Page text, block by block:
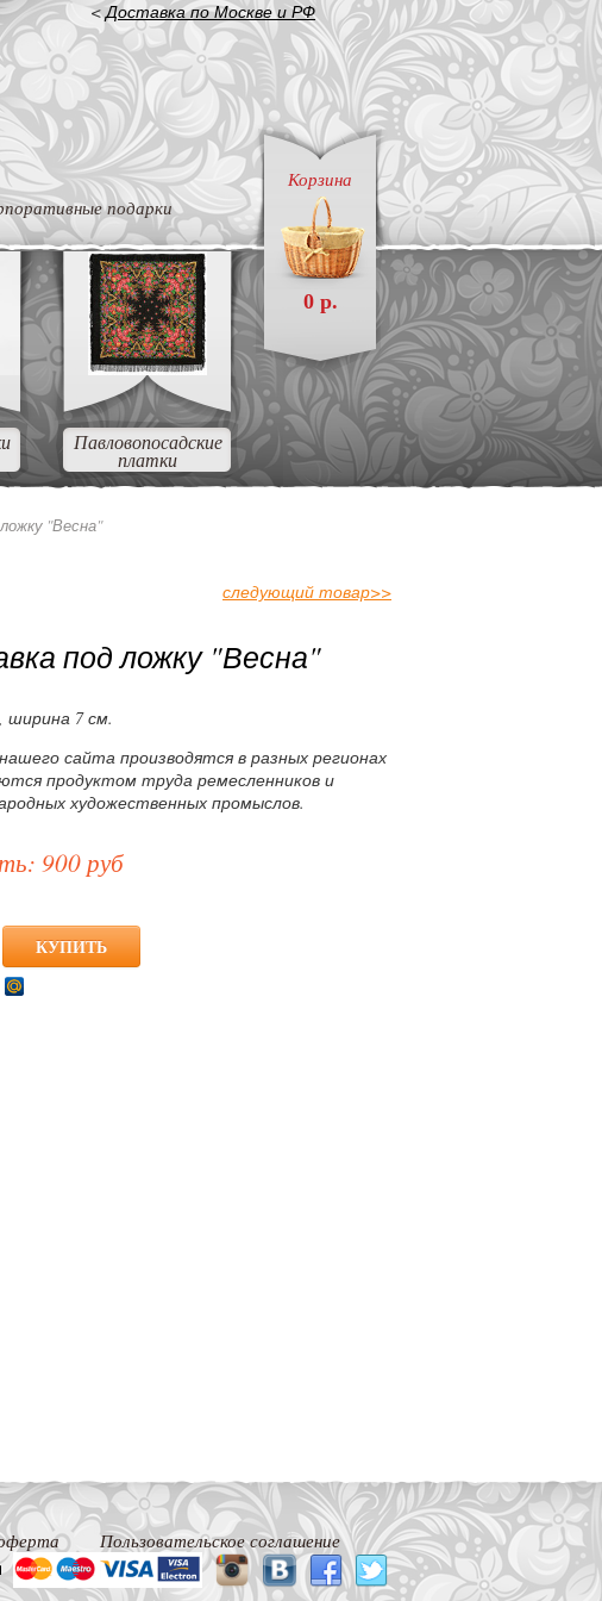
<Доставка по Москве и РФ
Корзина
0 р.
подарки
Павловопосадские
платки
"Весна"
следующий товар>>
под ложку "Весна"
ширина 7 см.
сайта производятся в разных регионах
продуктом труда ремесленников и
художественных промыслов.
900 руб
Пользовательское соглашение